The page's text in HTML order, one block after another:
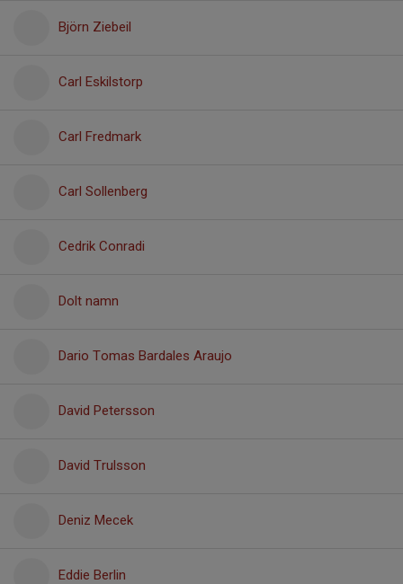
Björn Ziebeil
Carl Eskilstorp
Carl Fredmark
Carl Sollenberg
Cedrik Conradi
Dolt namn
Dario Tomas Bardales Araujo
David Petersson
David Trulsson
Deniz Mecek
Eddie Berlin